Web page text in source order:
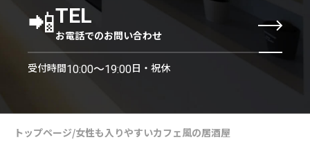
📲TEL
お電話でのお問い合わせ
受付時間10:00〜19:00日・祝休
トップページ/女性も入りやすいカフェ風の居酒屋